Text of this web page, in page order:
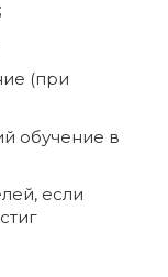
(при
обучение в
если